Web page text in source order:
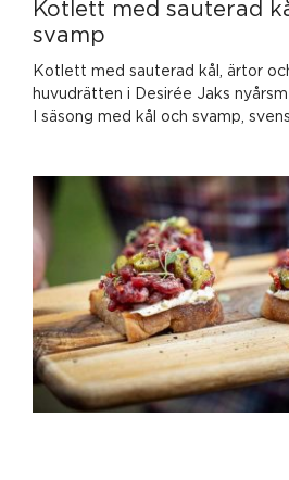
Kotlett med sauterad
svamp
Kotlett med sauterad kål, ärtor
huvudrätten i Desirée Jaks
I säsong med kål och svamp,